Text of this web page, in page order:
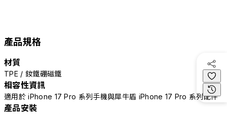
產品規格
材質
TPE / 釹鐵硼磁鐵
相容性資訊
適用於 iPhone 17 Pro 系列手機與犀牛盾 iPhone 17 Pro 系列配件
產品安裝